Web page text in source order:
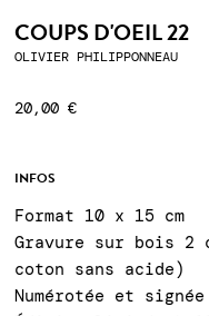
COUPS D'OEIL 22
OLIVIER PHILIPPONNEAU
20,00 €
INFOS
Format 10 x 15 cm
Gravure sur bois 2
coton sans acide)
Numérotée et